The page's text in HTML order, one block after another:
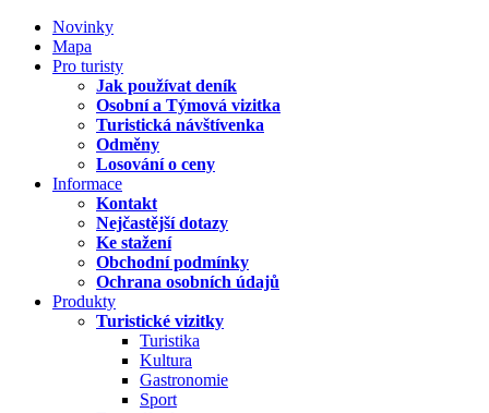
Novinky
Mapa
Pro turisty
Jak používat deník
Osobní a Týmová vizitka
Turistická návštívenka
Odměny
Losování o ceny
Informace
Kontakt
Nejčastější dotazy
Ke stažení
Obchodní podmínky
Ochrana osobních údajů
Produkty
Turistické vizitky
Turistika
Kultura
Gastronomie
Sport